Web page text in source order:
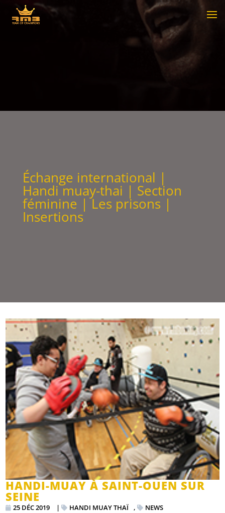
Échange international |
Handi muay-thai | Section
féminine |Les prisons |
Insertions
HANDI-MUAY À SAINT-OUEN SUR
SEINE
25 DÉC 2019 | HANDI MUAY THAÏ , NEWS